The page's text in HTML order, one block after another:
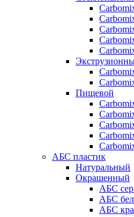
Пищевой
АБС пластик
Натуральный
Окрашенный
АБС
АБС
АБС